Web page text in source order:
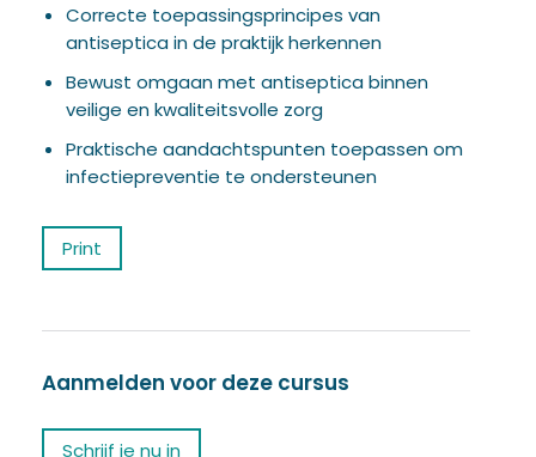
Correcte toepassingsprincipes van
antiseptica in de praktijk herkennen
Bewust omgaan met antiseptica binnen
veilige en kwaliteitsvolle zorg
Praktische aandachtspunten toepassen om
infectiepreventie te ondersteunen
Print
Aanmelden voor deze cursus
Schrijf je nu in